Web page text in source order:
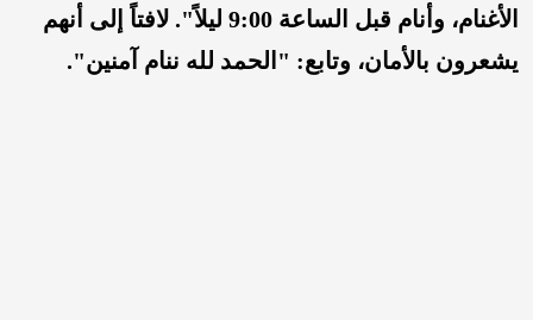
الأغنام، وأنام قبل الساعة 9:00 ليلاً". لافتاً إلى أنهم
يشعرون بالأمان، وتابع: "الحمد لله ننام آمنين".